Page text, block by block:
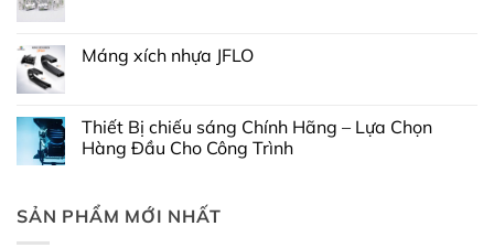
Máng xích nhựa JFLO
Thiết Bị chiếu sáng Chính Hãng – Lựa Chọn
Hàng Đầu Cho Công Trình
SẢN PHẨM MỚI NHẤT